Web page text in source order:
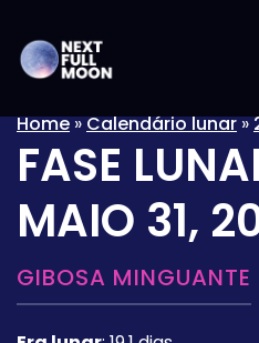
Home»Calendário lunar»
FASE
MAIO 31,
GIBOSA MINGUANTE